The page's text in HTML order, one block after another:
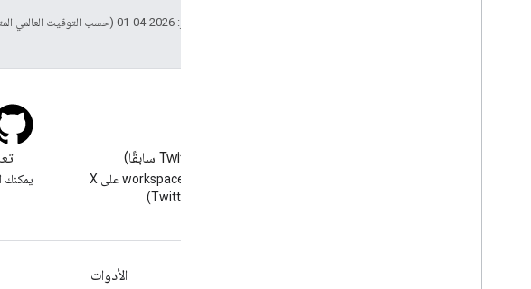
تاريخ التعديل الأخير: 2026-04-01 (حسب التوقيت العالمي المتفَّق عليه)
متابعة @workspacedevs على X
(Twitter)
يمكنك
الأدوات